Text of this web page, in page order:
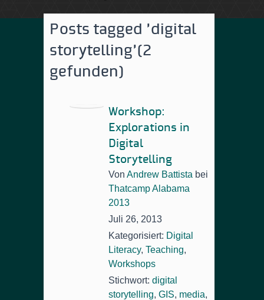
Posts tagged 'digital
storytelling'(2
gefunden)
Workshop:
Explorations in
Digital
Storytelling
Von Andrew Battista bei
Thatcamp Alabama
2013
Juli 26, 2013
Kategorisiert: Digital
Literacy, Teaching,
Workshops
Stichwort: digital
storytelling, GIS, media,